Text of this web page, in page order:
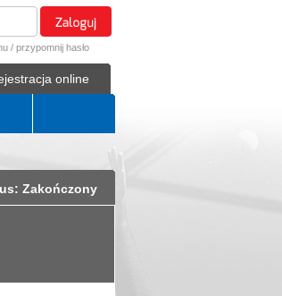
/ przypomnij hasło
online
Zakończony